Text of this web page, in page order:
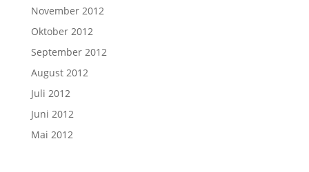
November 2012
Oktober 2012
September 2012
August 2012
Juli 2012
Juni 2012
Mai 2012